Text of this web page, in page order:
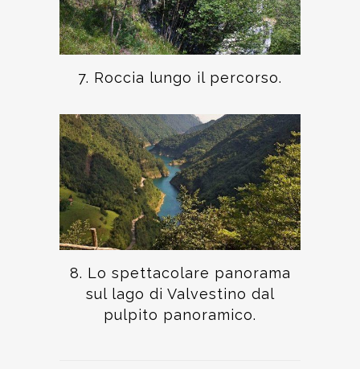
7. Roccia lungo il percorso.
8. Lo spettacolare panorama
sul lago di Valvestino dal
pulpito panoramico.